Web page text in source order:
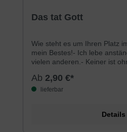
Das tat Gott
Wie steht es um Ihren Platz
mein Bestes!- Ich lebe
vielen anderen.- Keiner ist
so genau wissen, bis man
noch keiner
Ab 2,90 €*
lieferbar
Details